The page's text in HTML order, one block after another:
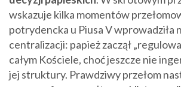
wskazuje kilka momentów
potrydencka u Piusa V wprowadziła
centralizacji: papież zaczął
całym Kościele, choć jeszcze nie
jej struktury. Prawdziwy przełom